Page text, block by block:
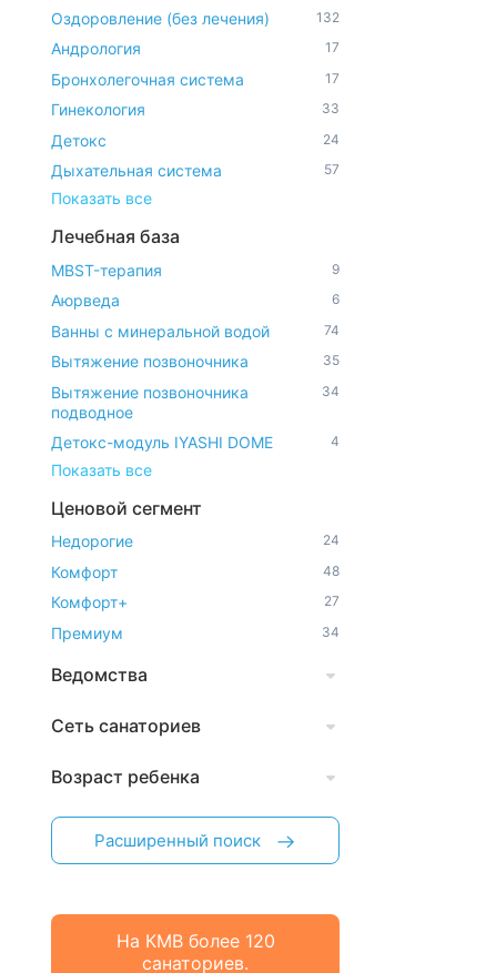
Оздоровление (без лечения) 132
Андрология 17
Бронхолегочная система 17
Гинекология 33
Детокс 24
Дыхательная система 57
Показать все
Лечебная база
MBST-терапия 9
Аюрведа 6
Ванны с минеральной водой 74
Вытяжение позвоночника 35
Вытяжение позвоночника
подводное
34
Детокс-модуль IYASHI DOME 4
Показать все
Ценовой сегмент
Недорогие 24
Комфорт 48
Комфорт+ 27
Премиум 34
Ведомства
Сеть санаториев
Возраст ребенка
Расширенный поиск
На КМВ более 120
санаториев.